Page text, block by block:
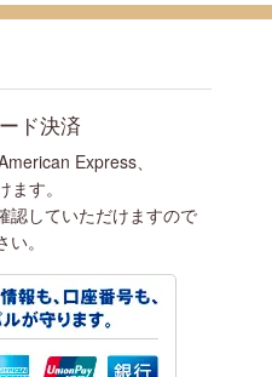
ド決済
Express、
す。
認していただけますので
。